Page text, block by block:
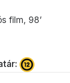
film, 98’